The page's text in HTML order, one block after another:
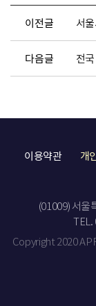
이전글 서
다음글 전
이용약관 개
(01009) 서울
TEL.
Copyright 2020